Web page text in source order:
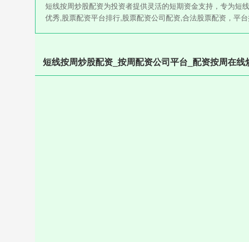
短线按周炒股配资为投资者提供灵活的短期资金支持，专为短
优秀,股票配资平台排行,股票配资公司配资,合法股票配资，平
短线按周炒股配资_按周配资公司平台_配资按周在线